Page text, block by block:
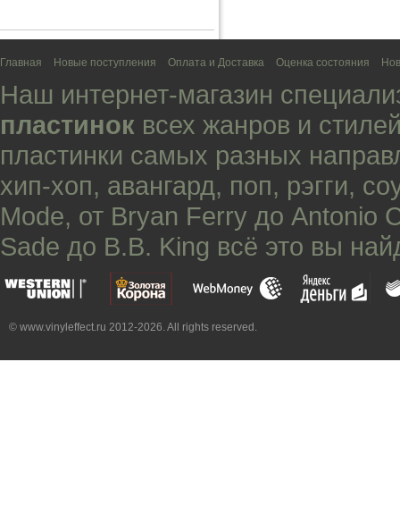
Главная Новые поступления Оплата и Доставка Оценка состояния
Наш интернет-магазин
пластинок всех жанров и
пластинки самых разных
хип-хоп, авангард, поп, рэгги,
Mode, от Bryan Ferry до Antonio
Sade до B.B. King всё это вы
© www.vinyleffect.ru 2012-2026. All rights reserved.